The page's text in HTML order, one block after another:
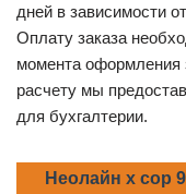
дней в зависимости
Оплату заказа
момента оформления
расчету мы
для бухгалтерии.
Неолайн x cop